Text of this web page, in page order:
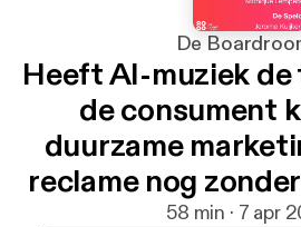
De
Heeft AI-muziek
de consument
duurzame
reclame nog
58 min · 7 apr